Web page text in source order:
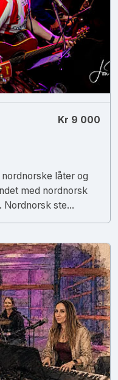
Kr 9 000
låter og
med nordnorsk
Nordnorsk ste...